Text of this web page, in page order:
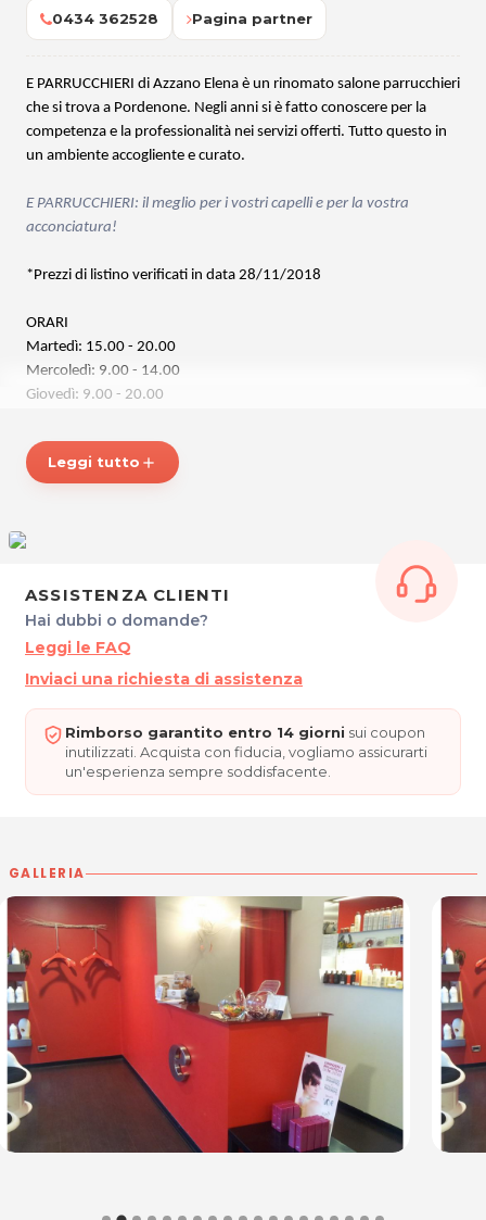
0434 362528 Pagina partner
E PARRUCCHIERI di Azzano Elena è un rinomato salone parrucchieri
che si trova a Pordenone. Negli anni si è fatto conoscere per la
competenza e la professionalità nei servizi offerti. Tutto questo in
un ambiente accogliente e curato.
E PARRUCCHIERI: il meglio per i vostri capelli e per la vostra
acconciatura!
*Prezzi di listino verificati in data 28/11/2018
ORARI
Martedì: 15.00 - 20.00
Mercoledì: 9.00 - 14.00
Giovedì: 9.00 - 20.00
Sabato: 8.00 - 17.00
Chiuso lunedì e domenica.
Tel. 0434 362528
P.IVA 01570630937
Per ulteriori informazioni sull'offerta o sulle modalità di acquisto
scrivi aposta@espevia.it.
Leggi tutto add
ASSISTENZA CLIENTI
Hai dubbi o domande?
Leggi le FAQ
Inviaci una richiesta di assistenza
Rimborso garantito entro 14 giorni sui coupon
inutilizzati. Acquista con fiducia, vogliamo assicurarti
un'esperienza sempre soddisfacente.
GALLERIA